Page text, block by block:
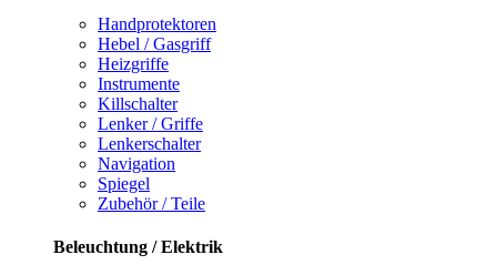
Handprotektoren
Hebel / Gasgriff
Heizgriffe
Instrumente
Killschalter
Lenker / Griffe
Lenkerschalter
Navigation
Spiegel
Zubehör / Teile
Beleuchtung / Elektrik